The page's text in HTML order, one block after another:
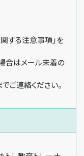
する注意事項」を
合はメール未着の
ご連絡ください。